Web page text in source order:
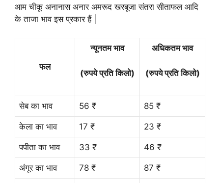
आम चीकू अनानास अनार अमरूद खरबूजा संतरा सीताफल आदि
के ताजा भाव इस प्रकार हैं |
फल
न्यूनतम भाव
(रुपये प्रति किलो)
अधिकतम भाव
(रुपये प्रति किलो)
सेब का भाव 56 ₹ 85 ₹
केला का भाव 17 ₹ 23 ₹
पपीता का भाव 33 ₹ 46 ₹
अंगूर का भाव 78 ₹ 87 ₹